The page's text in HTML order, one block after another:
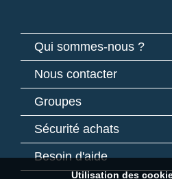
Qui sommes-nous ?
Nous contacter
Groupes
Sécurité achats
Besoin d'aide
Utilisation des